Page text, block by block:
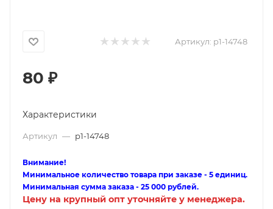
Артикул: p1-14748
80 ₽
Характеристики
Артикул — p1-14748
Внимание!
Минимальное количество товара при заказе - 5 единиц.
Минимальная сумма заказа - 25 000 рублей.
Цену на крупный опт уточняйте у менеджера.